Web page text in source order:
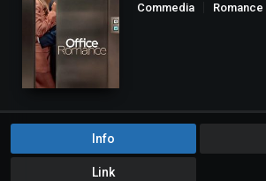
Commedia
Romance
Info
Link